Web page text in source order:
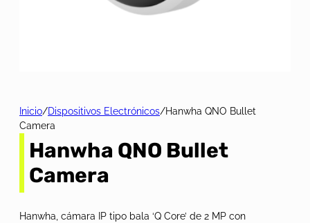
Inicio/Dispositivos Electrónicos/Hanwha QNO Bullet
Camera
Hanwha QNO Bullet
Camera
Hanwha, cámara IP tipo bala ‘Q Core’ de 2 MP con